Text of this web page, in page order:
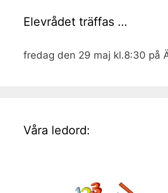
Elevrådet träffas …
fredag den 29 maj kl.8:30 på
Våra ledord: